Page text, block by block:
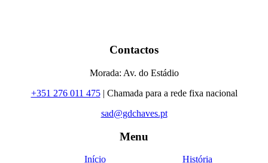
Contactos
Morada: Av. do Estádio
+351 276 011 475| Chamada para a rede fixa nacional
sad@gdchaves.pt
Menu
Início
História